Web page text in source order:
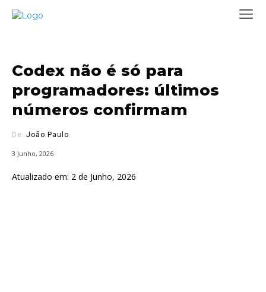
Codex não é só para
programadores: últimos
números confirmam
De: João Paulo
3 Junho, 2026
Atualizado em: 2 de Junho, 2026